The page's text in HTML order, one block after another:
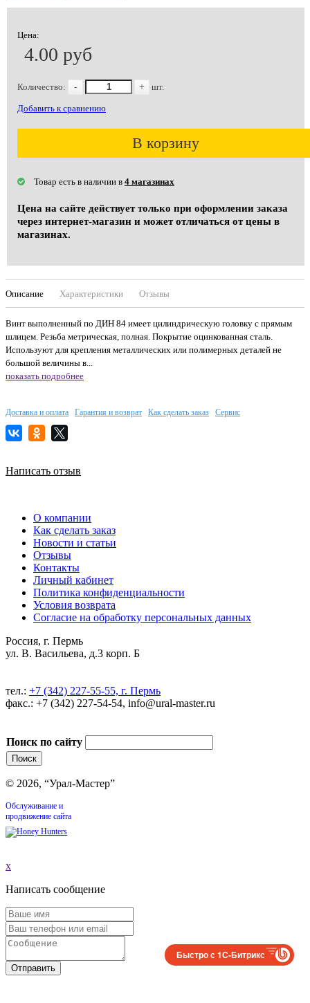
Цена:
4.00 руб
Количество: - + шт.
Добавить к сравнению
В корзину
Товар есть в наличии в 4 магазинах
Цена на сайте действует только при оформлении заказа
через интернет-магазин и может отличаться от цены в
магазинах.
Описание Характеристики Отзывы
Винт выполненный по ДИН 84 имеет цилиндрическую головку с прямым
шлицем. Резьба метрическая, полная. Покрытие оцинкованная сталь.
Используют для крепления металлических или полимерных деталей не
большой величины в...
показать подробнее
Доставка и оплата Гарантия и возврат Как сделать заказ Сервис
Написать отзыв
О компании
Как сделать заказ
Новости и статьи
Отзывы
Контакты
Личный кабинет
Политика конфиденциальности
Условия возврата
Согласие на обработку персональных данных
Россия, г. Пермь
ул. В. Васильева, д.3 корп. Б
тел.: +7 (342) 227-55-55, г. Пермь
факс.: +7 (342) 227-54-54, info@ural-master.ru
Поиск по сайту
© 2026, “Урал-Мастер”
Обслуживание и
продвижение сайта
x
Написать сообщение
Отправить
Быстро с 1С-Битрикс